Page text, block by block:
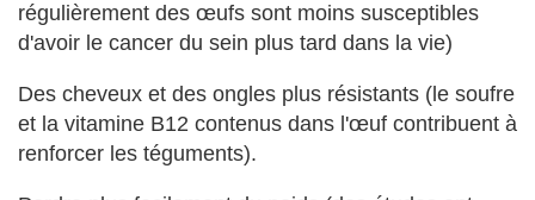
régulièrement des œufs sont moins susceptibles
d'avoir le cancer du sein plus tard dans la vie)
Des cheveux et des ongles plus résistants (le soufre
et la vitamine B12 contenus dans l'œuf contribuent à
renforcer les téguments).